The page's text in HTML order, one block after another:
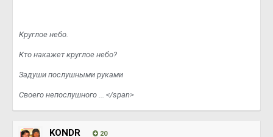
Круглое небо.
Кто накажет круглое небо?
Задуши послушными руками
Своего непослушного ... </span>
KONDR 20